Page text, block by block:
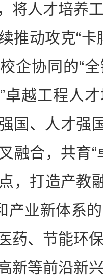
将人才培养
推动攻克“卡
企协同的“
卓越工程人
国、人才强
融合，共育“
，打造产教
产业新体系
药、节能环
新等前沿新